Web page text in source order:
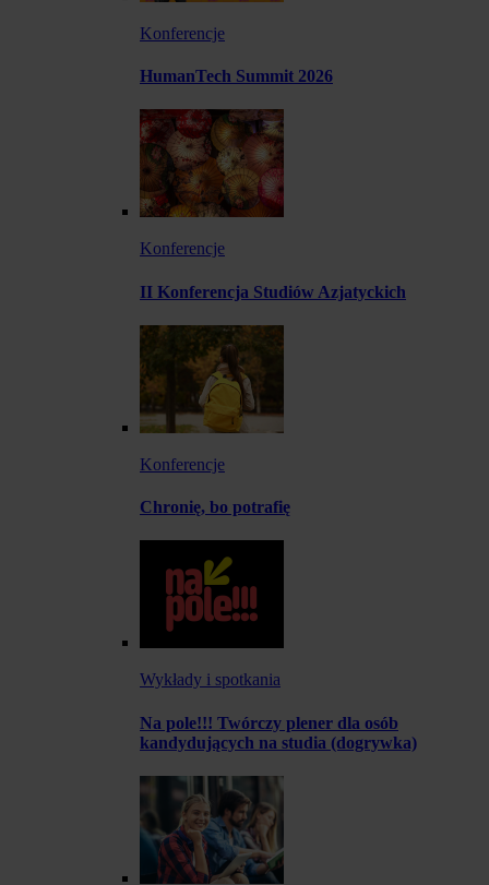
Konferencje
HumanTech Summit 2026
Konferencje
II Konferencja Studiów Azjatyckich
Konferencje
Chronię, bo potrafię
Wykłady i spotkania
Na pole!!! Twórczy plener dla osób
kandydujących na studia (dogrywka)